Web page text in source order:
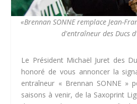
«Brennan SONNE remplace Jean-
d'entraîneur des Ducs
Le Président Michaël Juret des
honoré de vous annoncer la
entraîneur « Brennan SONNE »
saisons à venir, de la Saxoprint